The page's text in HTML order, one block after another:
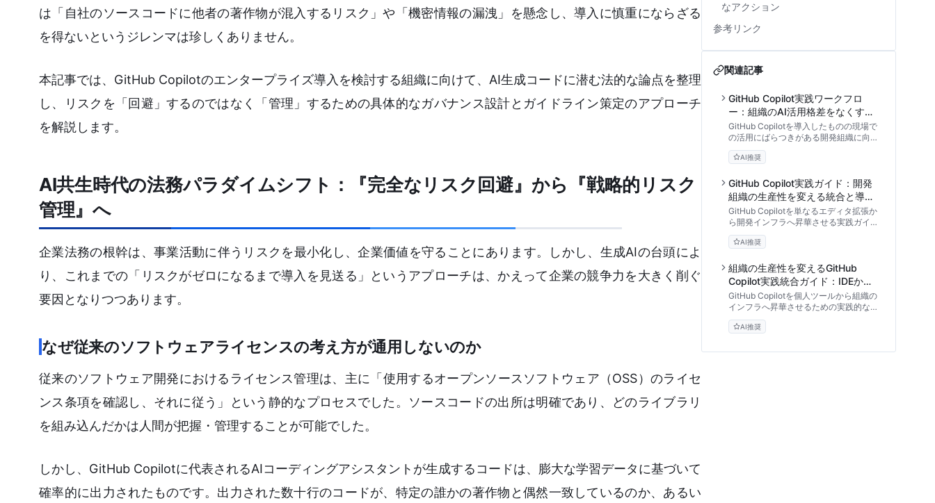
は「自社のソースコードに他者の著作物が混入するリスク」や「機密情報の漏洩」を懸念し、導入に慎重にならざる
を得ないというジレンマは珍しくありません。
本記事では、GitHub Copilotのエンタープライズ導入を検討する組織に向けて、AI生成コードに潜む法的な論点を整理
し、リスクを「回避」するのではなく「管理」するための具体的なガバナンス設計とガイドライン策定のアプローチ
を解説します。
AI共生時代の法務パラダイムシフト：『完全なリスク回避』から『戦略的リスク
管理』へ
企業法務の根幹は、事業活動に伴うリスクを最小化し、企業価値を守ることにあります。しかし、生成AIの台頭によ
り、これまでの「リスクがゼロになるまで導入を見送る」というアプローチは、かえって企業の競争力を大きく削ぐ
要因となりつつあります。
なぜ従来のソフトウェアライセンスの考え方が通用しないのか
従来のソフトウェア開発におけるライセンス管理は、主に「使用するオープンソースソフトウェア（OSS）のライセ
ンス条項を確認し、それに従う」という静的なプロセスでした。ソースコードの出所は明確であり、どのライブラリ
を組み込んだかは人間が把握・管理することが可能でした。
しかし、GitHub Copilotに代表されるAIコーディングアシスタントが生成するコードは、膨大な学習データに基づいて
確率的に出力されたものです。出力された数十行のコードが、特定の誰かの著作物と偶然一致しているのか、あるい
なアクション
参考リンク
関連記事
GitHub Copilot実践ワークフロ
ー：組織のAI活用格差をなくす標
準化と教育プロセス
GitHub Copilotを導入したものの現場で
の活用にばらつきがある開発組織に向
け、AIコーディングアシスタントをチー
ム全体で使いこなすための標準化プロセ
家の視点から徹底解説します。
AI推奨
GitHub Copilot実践ガイド：開発
組織の生産性を変える統合と導入
手順
GitHub Copilotを単なるエディタ拡張か
ら開発インフラへ昇華させる実践ガイ
ド。エンタープライズ環境でのセキュリ
ティ設定、CI/CD連携、SPACEフレー
入の全手順を解説します。
AI推奨
組織の生産性を変えるGitHub
Copilot実践統合ガイド：IDEから
CI/CDまで
GitHub Copilotを個人ツールから組織の
インフラへ昇華させるための実践的な統
合手順を解説。VS CodeやJetBrainsの
設定、CLI・Actions連携、セキュリテ
リード必見の導入ガイドです。
AI推奨